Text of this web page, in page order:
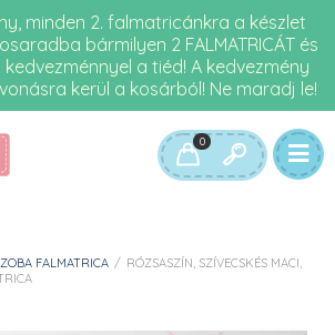
minden 2. falmatricánkra a készlet
bármilyen 2 FALMATRICÁT és
a tiéd! A kedvezmény
kerül a kosárból! Ne maradj le!
0
FALMATRICA / RÓZSASZÍN, SZÍVECSKÉS MACI,